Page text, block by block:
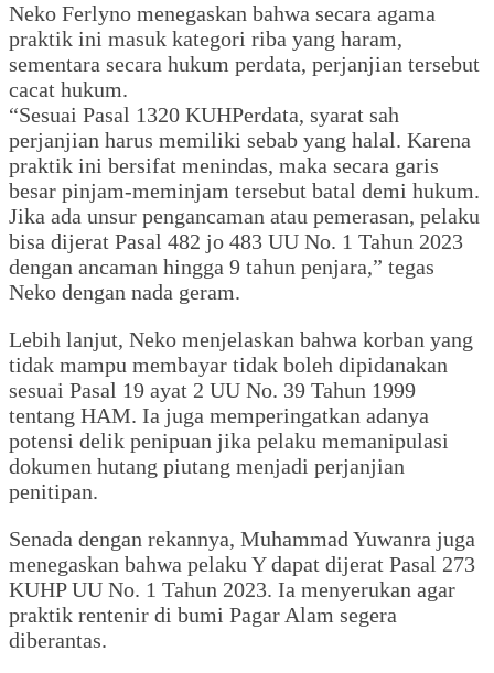
Neko Ferlyno menegaskan bahwa secara agama
praktik ini masuk kategori riba yang haram,
sementara secara hukum perdata, perjanjian tersebut
cacat hukum.
“Sesuai Pasal 1320 KUHPerdata, syarat sah
perjanjian harus memiliki sebab yang halal. Karena
praktik ini bersifat menindas, maka secara garis
besar pinjam-meminjam tersebut batal demi hukum.
Jika ada unsur pengancaman atau pemerasan, pelaku
bisa dijerat Pasal 482 jo 483 UU No. 1 Tahun 2023
dengan ancaman hingga 9 tahun penjara,” tegas
Neko dengan nada geram.
Lebih lanjut, Neko menjelaskan bahwa korban yang
tidak mampu membayar tidak boleh dipidanakan
sesuai Pasal 19 ayat 2 UU No. 39 Tahun 1999
tentang HAM. Ia juga memperingatkan adanya
potensi delik penipuan jika pelaku memanipulasi
dokumen hutang piutang menjadi perjanjian
penitipan.
Senada dengan rekannya, Muhammad Yuwanra juga
menegaskan bahwa pelaku Y dapat dijerat Pasal 273
KUHP UU No. 1 Tahun 2023. Ia menyerukan agar
praktik rentenir di bumi Pagar Alam segera
diberantas.